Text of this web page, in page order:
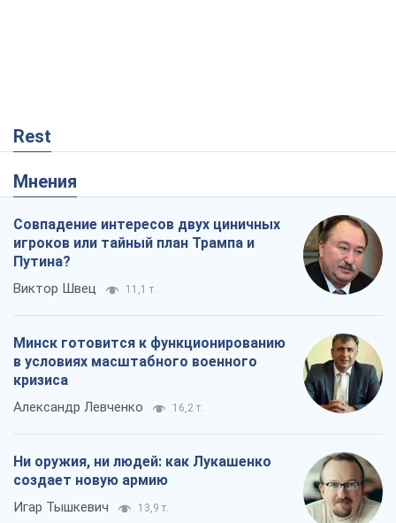
Rest
Мнения
Совпадение интересов двух циничных
игроков или тайный план Трампа и
Путина?
Виктор Швец 11,1 т.
Минск готовится к функционированию
в условиях масштабного военного
кризиса
Александр Левченко 16,2 т.
Ни оружия, ни людей: как Лукашенко
создает новую армию
Игар Тышкевич 13,9 т.